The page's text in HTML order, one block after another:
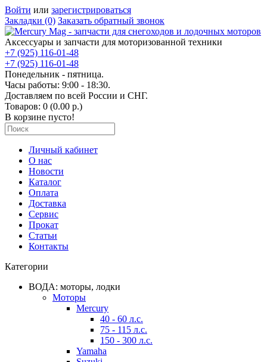
Войти или зарегистрироваться
Закладки (0) Заказать обратный звонок
Аксессуары и запчасти для моторизованной техники
+7 (925) 116-01-48
+7 (925) 116-01-48
Понедельник - пятница.
Часы работы: 9:00 - 18:30.
Доставляем по всей России и СНГ.
Товаров: 0 (0.00 р.)
В корзине пусто!
Личный кабинет
О нас
Новости
Каталог
Оплата
Доставка
Сервис
Прокат
Статьи
Контакты
Категории
ВОДА: моторы, лодки
Моторы
Mercury
40 - 60 л.с.
75 - 115 л.с.
150 - 300 л.с.
Yamaha